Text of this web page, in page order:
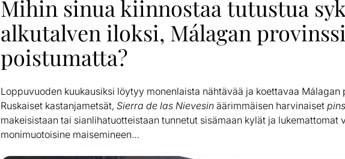
Mihin sinua kiinnostaa tutustua
alkutalven iloksi, Málagan
poistumatta?
Loppuvuoden kuukausiksi löytyy monenlaista nähtävää ja koettavaa Málagan
Ruskaiset kastanjametsät, Sierra de las Nievesin äärimmäisen harvinaiset
makeisistaan tai sianlihatuotteistaan tunnetut sisämaan kylät ja lukemattomat
monimuotoisine maisemineen…